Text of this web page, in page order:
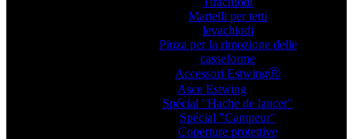
Martelli per tetti
levachiodi
Pinza per la rimozione delle
casseforme
Accessori EstwingⓇ
Asce Estwing
Spécial "Hache de lancer"
Spécial "Campeur"
Coperture protettive